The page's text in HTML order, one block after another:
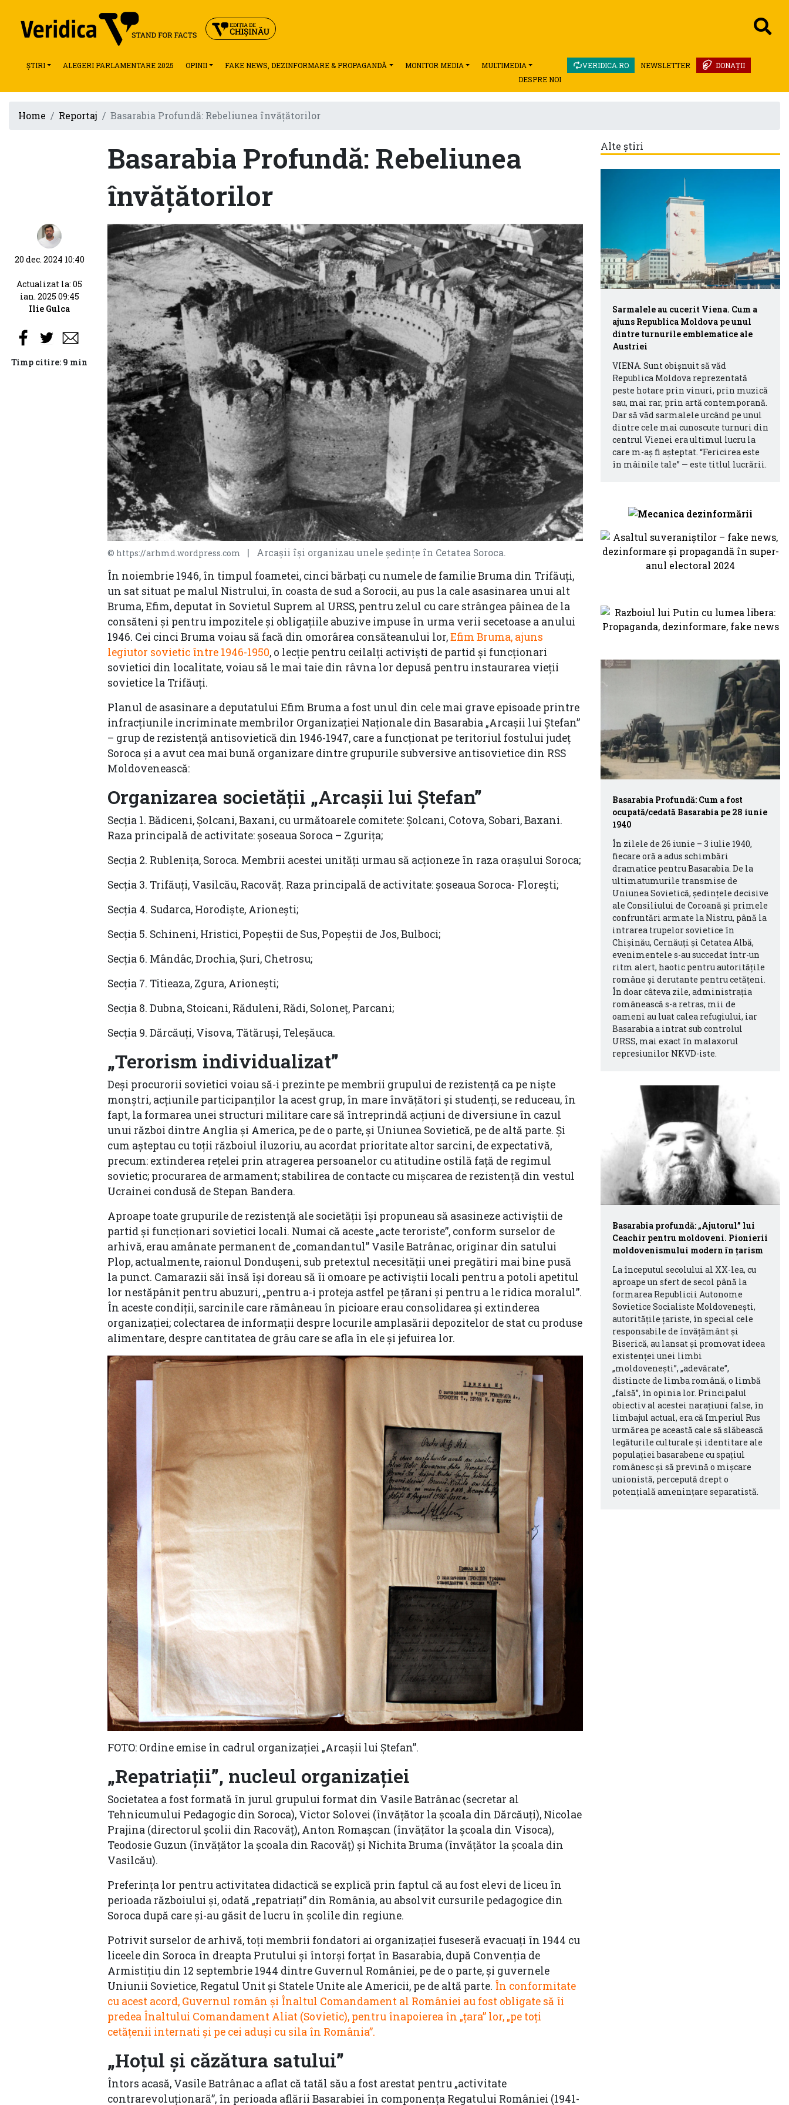
ȘTIRI ALEGERI PARLAMENTARE 2025 OPINII FAKE NEWS, DEZINFORMARE & PROPAGANDĂ MONITOR MEDIA MULTIMEDIA DONAȚII
NEWSLETTER
VERIDICA.RO
DESPRE NOI
Home Reportaj Basarabia Profundă: Rebeliunea învățătorilor
Basarabia Profundă: Rebeliunea
învățătorilor
© https://arhmd.wordpress.com | Arcașii își organizau unele ședințe în Cetatea Soroca.
În noiembrie 1946, în timpul foametei, cinci bărbați cu numele de familie Bruma din Trifăuți,
un sat situat pe malul Nistrului, în coasta de sud a Sorocii, au pus la cale asasinarea unui alt
Bruma, Efim, deputat în Sovietul Suprem al URSS, pentru zelul cu care strângea pâinea de la
consăteni și pentru impozitele și obligațiile abuzive impuse în urma verii secetoase a anului
1946. Cei cinci Bruma voiau să facă din omorârea consăteanului lor,Efim Bruma, ajuns
legiutor sovietic între 1946-1950, o lecție pentru ceilalți activiști de partid și funcționari
sovietici din localitate, voiau să le mai taie din râvna lor depusă pentru instaurarea vieții
sovietice la Trifăuți.
Planul de asasinare a deputatului Efim Bruma a fost unul din cele mai grave episoade printre
infracțiunile incriminate membrilor Organizației Naționale din Basarabia „Arcașii lui Ștefan”
– grup de rezistență antisovietică din 1946-1947, care a funcționat pe teritoriul fostului județ
Soroca și a avut cea mai bună organizare dintre grupurile subversive antisovietice din RSS
Moldovenească:
Organizarea societății „Arcașii lui Ștefan”
Secția 1. Bădiceni, Șolcani, Baxani, cu următoarele comitete: Șolcani, Cotova, Sobari, Baxani.
Raza principală de activitate: șoseaua Soroca – Zgurița;
Secția 2. Rublenița, Soroca. Membrii acestei unități urmau să acționeze în raza orașului Soroca;
Secția 3. Trifăuți, Vasilcău, Racovăț. Raza principală de activitate: șoseaua Soroca- Florești;
Secția 4. Sudarca, Horodiște, Arionești;
Secția 5. Schineni, Hristici, Popeștii de Sus, Popeștii de Jos, Bulboci;
Secția 6. Mândâc, Drochia, Șuri, Chetrosu;
Secția 7. Titieaza, Zgura, Arionești;
Secția 8. Dubna, Stoicani, Răduleni, Rădi, Soloneț, Parcani;
Secția 9. Dărcăuți, Visova, Tătăruși, Teleșăuca.
„Terorism individualizat”
Deși procurorii sovietici voiau să-i prezinte pe membrii grupului de rezistență ca pe niște
monștri, acțiunile participanților la acest grup, în mare învățători și studenți, se reduceau, în
fapt, la formarea unei structuri militare care să întreprindă acțiuni de diversiune în cazul
unui război dintre Anglia și America, pe de o parte, și Uniunea Sovietică, pe de altă parte. Și
cum așteptau cu toții războiul iluzoriu, au acordat prioritate altor sarcini, de expectativă,
precum: extinderea rețelei prin atragerea persoanelor cu atitudine ostilă față de regimul
sovietic; procurarea de armament; stabilirea de contacte cu mișcarea de rezistență din vestul
Ucrainei condusă de Stepan Bandera.
Aproape toate grupurile de rezistență ale societății își propuneau să asasineze activiștii de
partid și funcționari sovietici locali. Numai că aceste „acte teroriste”, conform surselor de
arhivă, erau amânate permanent de „comandantul” Vasile Batrânac, originar din satului
Plop, actualmente, raionul Dondușeni, sub pretextul necesității unei pregătiri mai bine pusă
la punct. Camarazii săi însă își doreau să îi omoare pe activiștii locali pentru a potoli apetitul
lor nestăpânit pentru abuzuri, „pentru a-i proteja astfel pe țărani și pentru a le ridica moralul”.
În aceste condiții, sarcinile care rămâneau în picioare erau consolidarea și extinderea
organizației; colectarea de informații despre locurile amplasării depozitelor de stat cu produse
alimentare, despre cantitatea de grâu care se afla în ele și jefuirea lor.
FOTO: Ordine emise în cadrul organizației „Arcașii lui Ștefan”.
„Repatriații”, nucleul organizației
Societatea a fost formată în jurul grupului format din Vasile Batrânac (secretar al
Tehnicumului Pedagogic din Soroca), Victor Solovei (învățător la școala din Dărcăuți), Nicolae
Prajina (directorul școlii din Racovăț), Anton Romașcan (învățător la școala din Visoca),
Teodosie Guzun (învățător la școala din Racovăț) și Nichita Bruma (învățător la școala din
Vasilcău).
Preferința lor pentru activitatea didactică se explică prin faptul că au fost elevi de liceu în
perioada războiului și, odată „repatriați” din România, au absolvit cursurile pedagogice din
Soroca după care și-au găsit de lucru în școlile din regiune.
Potrivit surselor de arhivă, toți membrii fondatori ai organizației fuseseră evacuați în 1944 cu
liceele din Soroca în dreapta Prutului și întorși forțat în Basarabia, după Convenția de
Armistițiu din 12 septembrie 1944 dintre Guvernul României, pe de o parte, şi guvernele
Uniunii Sovietice, Regatul Unit şi Statele Unite ale Americii, pe de altă parte. În conformitate
cu acest acord, Guvernul român şi Înaltul Comandament al României au fost obligate să îi
predea Înaltului Comandament Aliat (Sovietic), pentru înapoierea în „ţara” lor, „pe toţi
cetăţenii internati şi pe cei aduși cu sila în România”.
„Hoțul și căzătura satului”
Întors acasă, Vasile Batrânac a aflat că tatăl său a fost arestat pentru „activitate
contrarevoluționară”, în perioada aflării Basarabiei în componența Regatului României (1941-
20 dec. 2024 10:40
Actualizat la: 05
ian. 2025 09:45
Ilie Gulca
Timp citire: 9 min
Alte știri
Sarmalele au cucerit Viena. Cum a
ajuns Republica Moldova pe unul
dintre turnurile emblematice ale
Austriei
VIENA. Sunt obișnuit să văd
Republica Moldova reprezentată
peste hotare prin vinuri, prin muzică
sau, mai rar, prin artă contemporană.
Dar să văd sarmalele urcând pe unul
dintre cele mai cunoscute turnuri din
centrul Vienei era ultimul lucru la
care m-aș fi așteptat. “Fericirea este
în mâinile tale” — este titlul lucrării.
Basarabia Profundă: Cum a fost
ocupată/cedată Basarabia pe 28 iunie
1940
În zilele de 26 iunie – 3 iulie 1940,
fiecare oră a adus schimbări
dramatice pentru Basarabia. De la
ultimatumurile transmise de
Uniunea Sovietică, ședințele decisive
ale Consiliului de Coroană și primele
confruntări armate la Nistru, până la
intrarea trupelor sovietice în
Chișinău, Cernăuți și Cetatea Albă,
evenimentele s-au succedat într-un
ritm alert, haotic pentru autoritățile
române și derutante pentru cetățeni.
În doar câteva zile, administrația
românească s-a retras, mii de
oameni au luat calea refugiului, iar
Basarabia a intrat sub controlul
URSS, mai exact în malaxorul
represiunilor NKVD-iste.
Basarabia profundă: „Ajutorul” lui
Ceachir pentru moldoveni. Pionierii
moldovenismului modern în țarism
La începutul secolului al XX-lea, cu
aproape un sfert de secol până la
formarea Republicii Autonome
Sovietice Socialiste Moldovenești,
autoritățile țariste, în special cele
responsabile de învățământ și
Biserică, au lansat și promovat ideea
existenței unei limbi
„moldovenești”, „adevărate”,
distincte de limba română, o limbă
„falsă”, în opinia lor. Principalul
obiectiv al acestei narațiuni false, în
limbajul actual, era că Imperiul Rus
urmărea pe această cale să slăbească
legăturile culturale și identitare ale
populației basarabene cu spațiul
românesc și să prevină o mișcare
unionistă, percepută drept o
potențială amenințare separatistă.